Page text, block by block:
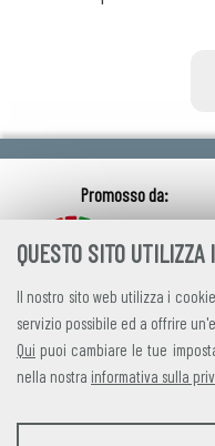
QUESTO SITO UTILIZZA
Il nostro sito web utilizza i
servizio possibile ed a offrire
Qui puoi cambiare le tue
nella nostra informativa sulla
STATISTICHE credits